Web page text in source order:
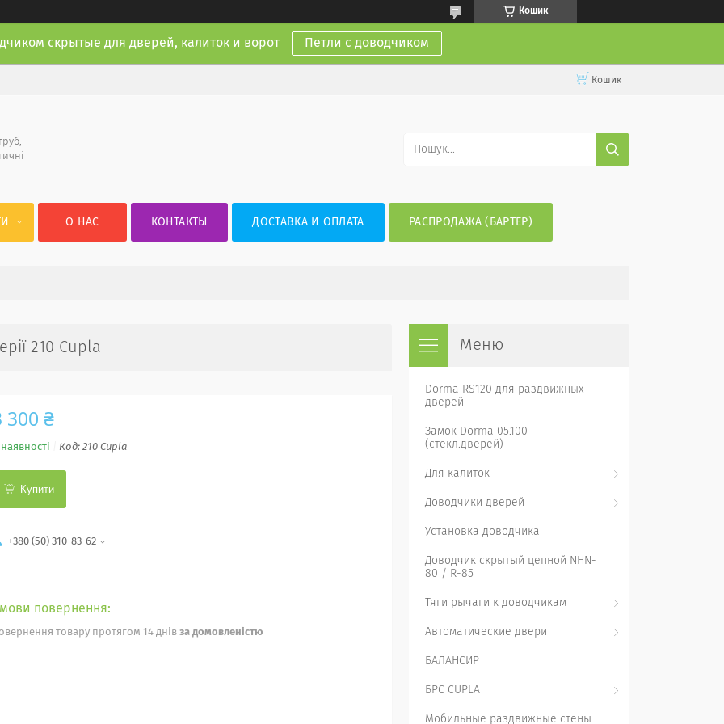
Кошик
скрытые для дверей, калиток и ворот Петли с доводчиком
Кошик
О НАС КОНТАКТЫ ДОСТАВКА И ОПЛАТА РАСПРОДАЖА (БАРТЕР)
210 Cupla
300 ₴
Код: 210 Cupla
Купити
+380 (50) 310-83-62
товару протягом 14 днів за домовленістю
Dorma RS120 для раздвижных
дверей
Замок Dorma 05.100
(стекл.дверей)
Для калиток
Доводчики дверей
Установка доводчика
Доводчик скрытый цепной NHN-
80 / R-85
Тяги рычаги к доводчикам
Автоматические двери
БАЛАНСИР
БРС CUPLA
Мобильные раздвижные стены